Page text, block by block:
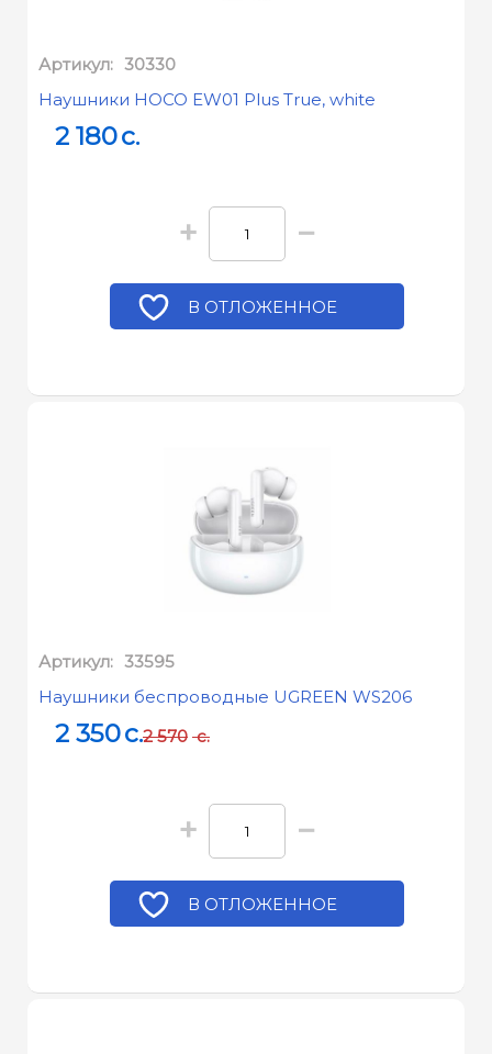
Артикул: 30330
Наушники HOCO EW01 Plus True, white
2 180c.
+ −
В ОТЛОЖЕННОЕ
Артикул: 33595
Наушники беспроводные UGREEN WS206
2 350c.2 570 c.
+ −
В ОТЛОЖЕННОЕ